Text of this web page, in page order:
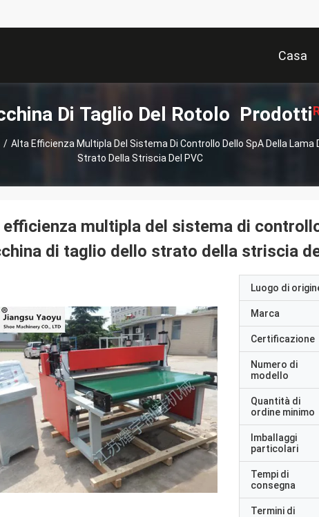
Casa
Di Taglio Del Rotolo Prodotti
/ Alta Efficienza Multipla Del Sistema Di Controllo Dello SpA Della Lama
Strato Della Striscia Del PVC
multipla del sistema di
di taglio dello strato della striscia
Luogo di
Marca
Certificazione
Numero di
modello
Quantità di
ordine minimo
Imballaggi
particolari
Tempi di
consegna
Termini di